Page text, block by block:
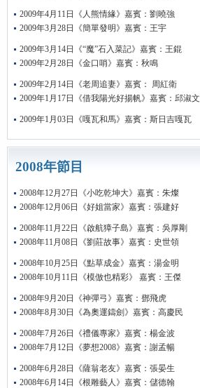
2009年4月11日《人熊情緣》嘉賓：劉曉強
2009年3月28日《簡單發明》嘉賓：王宇
2009年3月14日《“魔”石入菜記》嘉賓：王錕
2009年2月28日《金口哨》嘉賓：秋鳴
2009年2月14日《老周追妻》嘉賓： 周紅衛
2009年1月17日《借我陽光好揚帆》嘉賓：邱淑文
2009年1月03日《嘎瓦和馬》嘉賓：斯日吉嘎瓦
2008年節目
2008年12月27日《小吃乾坤大》嘉賓：朱燦
2008年12月06日《好姐當家》嘉賓：張建好
2008年11月22日《啟航獐子島》嘉賓：吳厚剛
2008年11月08日《劉莊故事》嘉賓：史世領
2008年10月25日《點草成金》嘉賓：湯金明
2008年10月11日《模倣也精彩》 嘉賓：王傑
2008年9月20日《神彈弓》嘉賓：鄧飛虎
2008年8月30日《為奧運鑄劍》嘉賓：高慶民
2008年7月26日《禮儀專家》嘉賓：楊金波
2008年7月12日《夢想2008》嘉賓：謝孟暢
2008年6月28日《薩翁老友》嘉賓：張晏生
2008年6月14日《根雕藝人》嘉賓：儲德翰